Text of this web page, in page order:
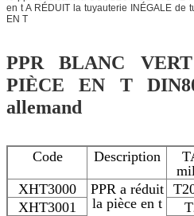
en t A RÉDUIT la tuyauterie INÉGALE de
EN T
PPR BLANC
PIÈCE EN T
allemand
Code Description
XHT3000
PPR a réduit
la pièce en t
XHT3001